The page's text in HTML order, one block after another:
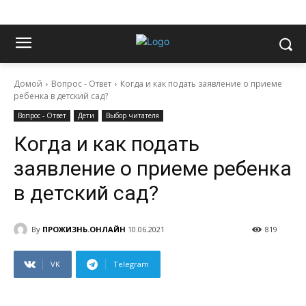
Домой Вопрос - Ответ
Когда и как подать заявление о приеме
ребенка в детский сад?
Вопрос - Ответ Дети Выбор читателя
Когда и как подать
заявление о приеме ребенка
в детский сад?
By ПРОЖИЗНЬ.ОНЛАЙН 10.06.2021 819
VK Telegram